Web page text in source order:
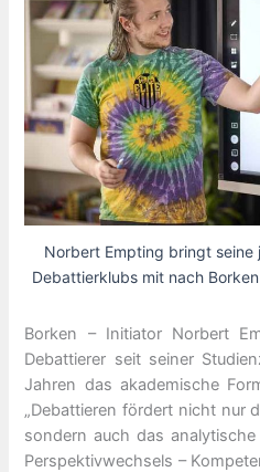
Norbert Empting bringt seine
Debattierklubs mit nach
Borken – Initiator Norbert
Debattierer seit seiner
Jahren das akademische
„Debattieren fördert nicht nur
sondern auch das
Perspektivwechsels –